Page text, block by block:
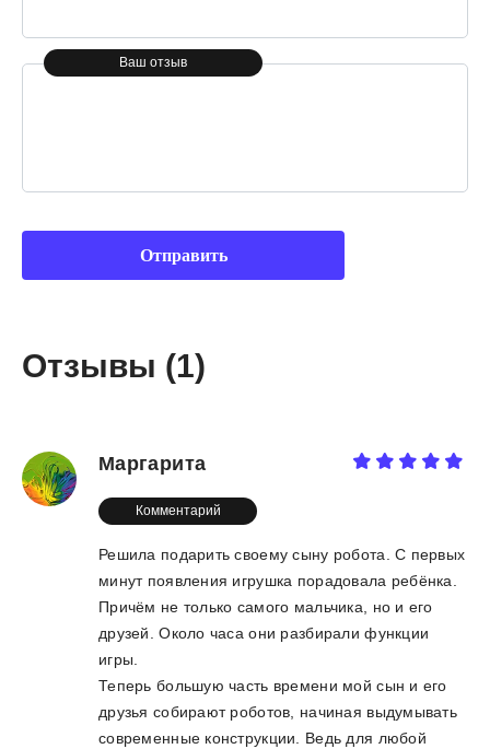
Ваш отзыв
Отзывы (1)
Маргарита
Комментарий
Решила подарить своему сыну робота. С первых
минут появления игрушка порадовала ребёнка.
Причём не только самого мальчика, но и его
друзей. Около часа они разбирали функции
игры.
Теперь большую часть времени мой сын и его
друзья собирают роботов, начиная выдумывать
современные конструкции. Ведь для любой